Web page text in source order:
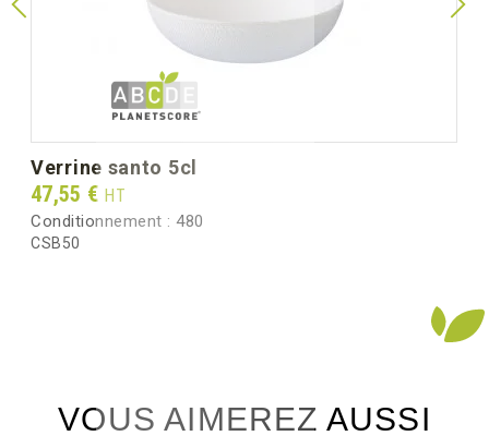
verrine santo 5cl
Prix
47,55 € HT
Conditionnement : 480
CSB50
VOUS AIMEREZ AUSSI